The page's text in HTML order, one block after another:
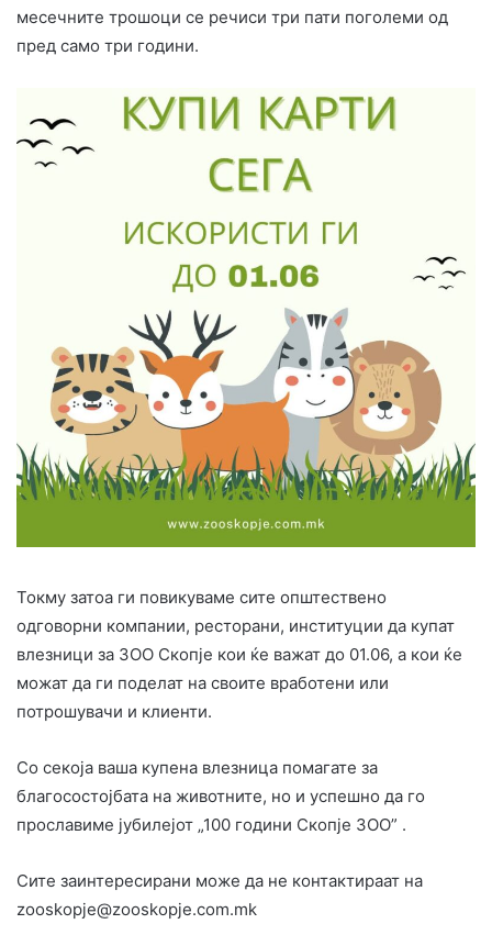
месечните трошоци се речиси три пати поголеми од
пред само три години.
Токму затоа ги повикуваме сите општествено
одговорни компании, ресторани, институции да купат
влезници за ЗОО Скопје кои ќе важат до 01.06, а кои ќе
можат да ги поделат на своите вработени или
потрошувачи и клиенти.
Со секоја ваша купена влезница помагате за
благосостојбата на животните, но и успешно да го
прославиме јубилејот „100 години Скопје ЗОО” .
Сите заинтересирани може да не контактираат на
zooskopje@zooskopje.com.mk